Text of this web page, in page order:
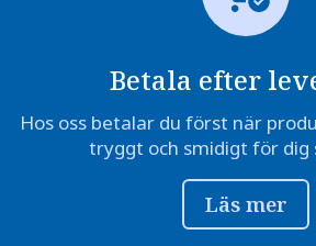
Betala efter
Hos oss betalar du först när
tryggt och smidigt för dig
Läs mer